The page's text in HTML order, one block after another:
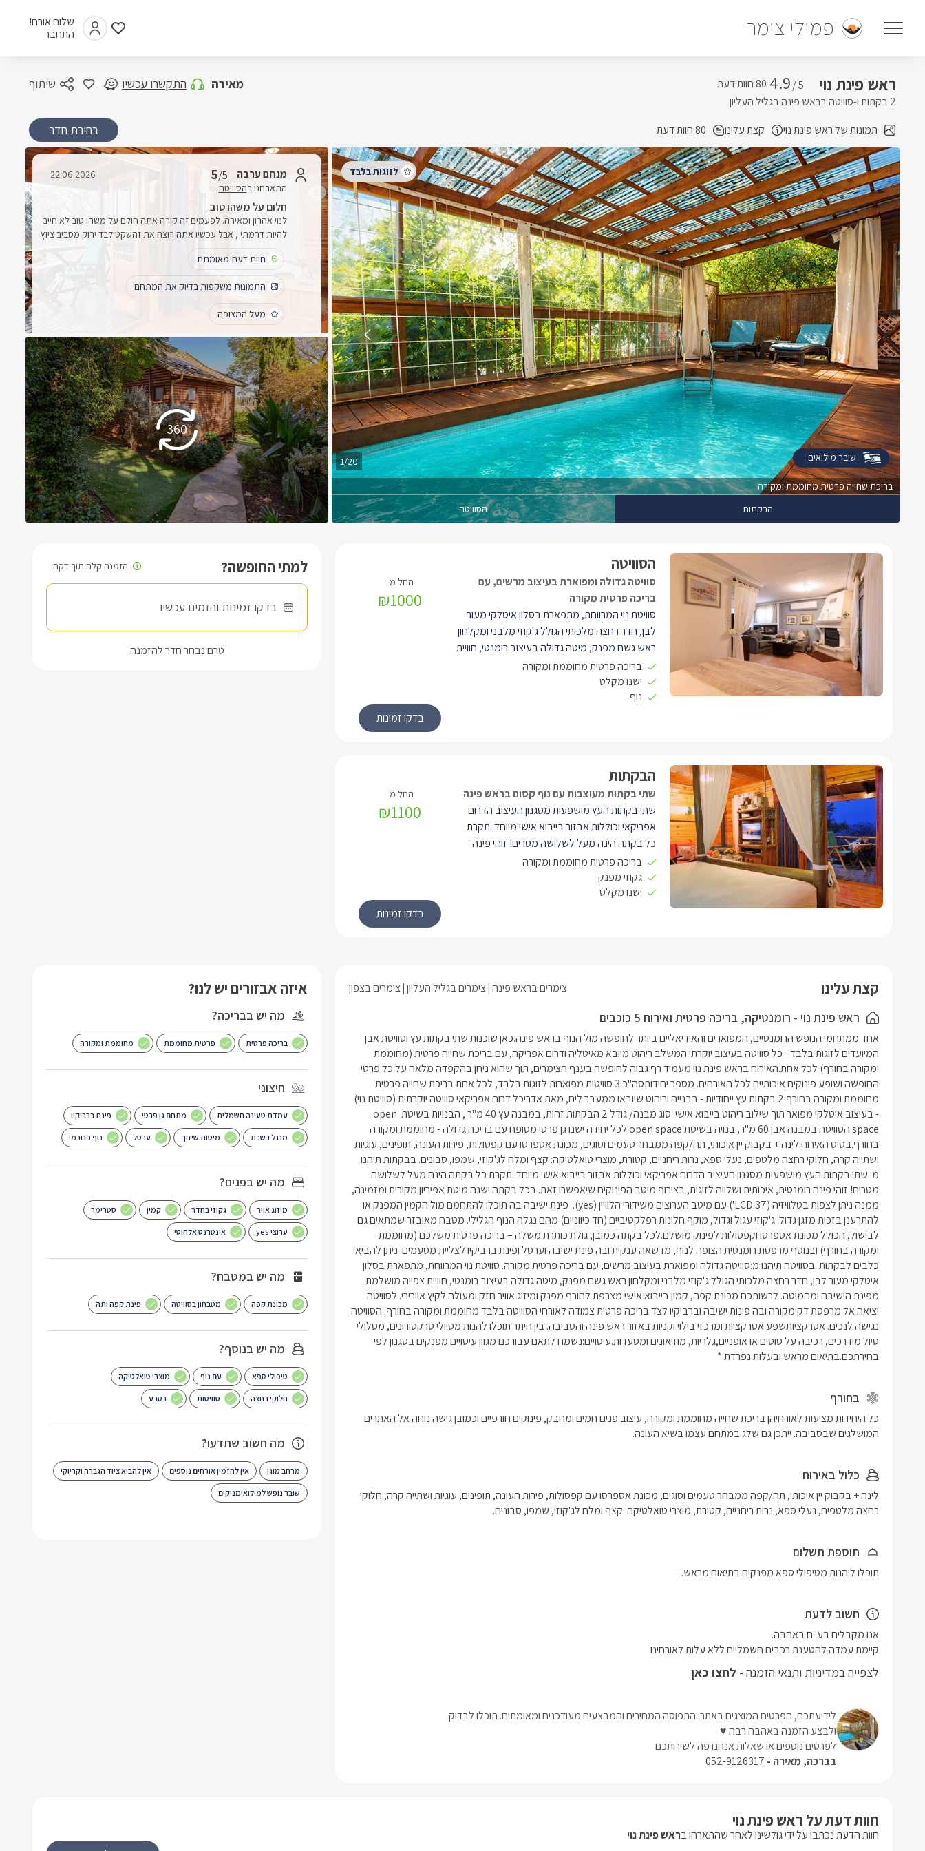
פמילי צימר
שלום אורח!
התחבר
ראש פינת נוי 5 /
4.9
2 בקתות ו-סוויטה בראש פינה בגליל העליון
תמונות של ראש פינת נוי
קצת עלינו 80 חוות דעת
שיתוף מאירה התקשרו עכשיו
בחירת חדר
בריכת שחייה פרטית מחוממת ומקורה
1/20
הבקתות הסוויטה
מנחם ערבה 5/5
התארחנו בהסוויטה
22.06.2026
חלום על משהו טוב
לנוי אהרון ומאירה. לפעמים זה קורה אתה חולם על משהו טוב לא חייב
להיות דרמתי , אבל עכשיו אתה רוצה את זהשקט לבד ירוק מסביב ציוץ
ציפורים קצת מים משכשכים ולבד רק שנינוובום זה קורה בפינת החמד
שגילינו אצל אצל מאירה ונוי אהרוןראש פינה רח' התורמוס. איזה
השגחה כפולהא. שהחלטתם לפני שנים לבנות לנו את המקום הנחמד
הזהב. שהדבר הראשון שקפץ לי בחיפוש היה המקום המקסים הזהלאה
ומנחם ערבה
חוות דעת מאומתת
התמונות משקפות בדיוק את המתחם
מעל המצופה
לכל החוות דעת
שובר מילואים
למתי החופשה?
בדקו זמינות והזמינו עכשיו
טרם נבחר חדר להזמנה
הבקתות
שתי בקתות מעוצבות עם נוף קסום בראש פינה
שתי בקתות העץ מושפעות מסגנון העיצוב הדרום
אפריקאי וכוללות אבזור בייבוא אישי מיוחד. תקרת
כל בקתה הינה מעל לשלושה מטרים! זוהי פינה
רומנטית, איכותית ושלווה לזוגות, בצירוף מיטב
הפינוקים שיאפשרו זאת. בכל בקתה ישנה מיטת
אפיריון מקורית ומזמינה, ממנה ניתן לצפות
לבישול, הכולל מכונת אספרסו וקפסולות לפינוק
בריכה פרטית משלכם (מחוממת ומקורה בחורף)
ובנוסף מרפסת רומנטית הצופה לנוף, מדשאה
ענקית ובה פינת ישיבה וערסל ופינת ברביקיו לצליית
מטעמים.
בריכה פרטית מחוממת ומקורה
גקוזי מפנק
ישנו מקלט
₪1100
הסוויטה
סוויטה גדולה ומפוארת בעיצוב מרשים, עם
בריכה פרטית מקורה
סוויטת נוי המרווחת, מתפארת בסלון איטלקי מעור
לבן, חדר רחצה מלכותי הגולל ג'קוזי מלבני ומקלחון
ראש גשם מפנק, מיטה גדולה בעיצוב רומנטי, חוויית
צפייה מושלמת מפינת הישיבה ומהמיטה. לרשותכם
מכונת קפה, קמין בייבוא אישי מצרפת לחורף מפנק
ומיזוג אוויר חזק ומעולה לקיץ אוורירי. לסוויטה יציאה
בריכה פרטית מחוממת ומקורה
ישנו מקלט
נוף
₪1000
קצת עלינו צימרים בראש פינה צימרים בגליל העליון צימרים בצפון
ראש פינת נוי - רומנטיקה, בריכה פרטית ואירוח 5 כוכבים
- בעיצוב איטלקי מפואר תוך שילוב ריהוט בייבוא אישי. סוג מבנה/ גודל 2 הבקתות זהות, במבנה עץ 40 מ"ר , הבנויות בשיטת open
בחירתכם.בתיאום מראש ובעלות נפרדת *
בחורף
המושלגים שבסביבה. ייתכן גם שלג במתחם עצמו בשיא העונה.
כלול באירוח
רחצה מלטפים, נעלי ספא, נרות ריחניים, קטורת, מוצרי טואלטיקה: קצף ומלח לג'קוזי, שמפו, סבונים.
תוספת תשלום
תוכלו ליהנות מטיפולי ספא מפנקים בתיאום מראש.
חשוב לדעת
קיימת עמדה להטענת רכבים חשמליים ללא עלות לאורחינו
לצפייה במדיניות ותנאי הזמנה - לחצו כאן
לידיעתכם, הפרטים המוצגים באתר: התפוסה המחירים והמבצעים מעודכנים ומאומתים. תוכלו לבדוק
ולבצע הזמנה באהבה רבה ♥
לפרטים נוספים או שאלות אנחנו פה לשירותכם
בברכה, מאירה - 052-9126317
איזה אבזורים יש לנו?
מה יש בבריכה?
בריכה פרטית פרטית מחוממת מחוממת ומקורה
חיצוני
עמדת טעינה חשמלית מתחם גן פרטי פינת ברביקיו
מנגל בשבת מיטות שיזוף ערסל נוף פנורמי
מה יש בפנים?
מיזוג אויר גקוזי בחדר קמין סטרימר
ערוצי yes אינטרנט אלחוטי
מה יש במטבח?
מכונת קפה מטבחון בסוויטה פינת קפה ותה
מה יש בנוסף?
טיפולי ספא עם נוף מוצרי טואלטיקה
חלוקי רחצה סוויטות בטבע
מה חשוב שתדעו?
מרחב מוגן אין להזמין אורחים נוספים אין להביא ציוד הגברה וקריוקי
שובר נופש למילואימניקים
חוות דעת על ראש פינת נוי
חוות הדעת נכתבו על ידי גולשינו לאחר שהתארחו בראש פינת נוי